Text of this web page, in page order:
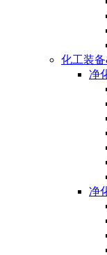
化工装
净
净